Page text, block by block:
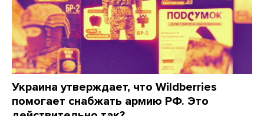
Украина утверждает, что Wildberries
помогает снабжать армию РФ. Это